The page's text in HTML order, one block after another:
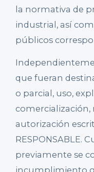
la normativa de
industrial, así
públicos
que fueran
o parcial, uso,
comercialización,
autorización
RESPONSABLE.
previamente se
incumplimiento